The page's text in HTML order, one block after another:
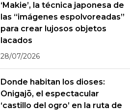
‘Makie’, la técnica japonesa de
las “imágenes espolvoreadas”
para crear lujosos objetos
lacados
28/07/2026
Donde habitan los dioses:
Onigajō, el espectacular
‘castillo del ogro’ en la ruta de